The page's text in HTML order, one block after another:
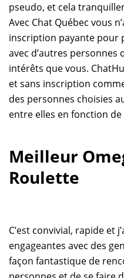
pseudo, et cela
Avec Chat Québec vous
inscription payante pour
avec d’autres
intérêts que vous.
et sans inscription
des personnes choisies
entre elles en fonction de
Meilleur
Roulette
C’est convivial, rapide et
engageantes avec des
façon fantastique de